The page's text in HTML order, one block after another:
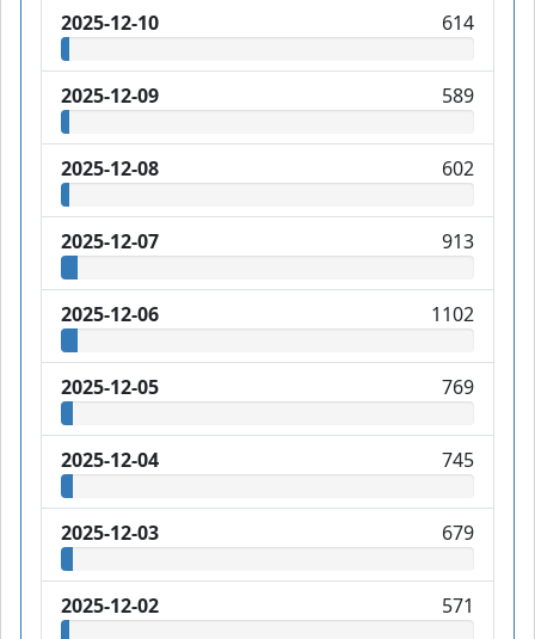
2025-12-10 614
2025-12-09 589
2025-12-08 602
2025-12-07 913
2025-12-06 1102
2025-12-05 769
2025-12-04 745
2025-12-03 679
2025-12-02 571